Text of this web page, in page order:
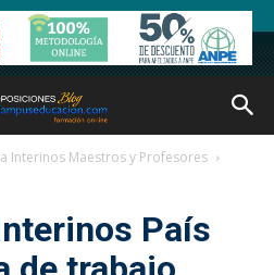
Interinos Maestros y Profesores
País